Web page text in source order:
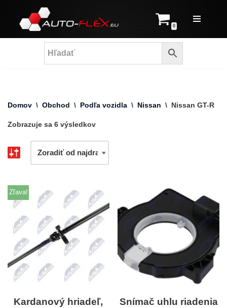
Prejsť
na
0
Domov \ Obchod \ Podľa vozidla \ Nissan \ Nissan GT-R
Zobrazuje sa 6 výsledkov
Zľava!
Kardanový hriadeľ,
Snímač uhlu riadenia